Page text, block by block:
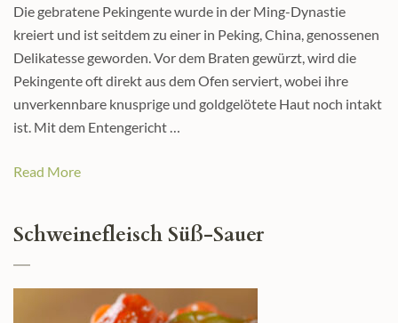
Die gebratene Pekingente wurde in der Ming-Dynastie
kreiert und ist seitdem zu einer in Peking, China, genossenen
Delikatesse geworden. Vor dem Braten gewürzt, wird die
Pekingente oft direkt aus dem Ofen serviert, wobei ihre
unverkennbare knusprige und goldgelötete Haut noch intakt
ist. Mit dem Entengericht …
Read More
Schweinefleisch Süß-Sauer